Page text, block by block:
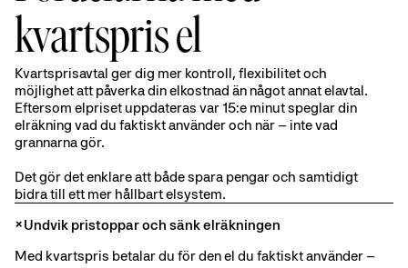
kvartspris el
Kvartsprisavtal ger dig mer kontroll, flexibilitet och
möjlighet att påverka din elkostnad än något annat elavtal.
Eftersom elpriset uppdateras var 15:e minut speglar din
elräkning vad du faktiskt använder och när – inte vad
grannarna gör.
Det gör det enklare att både spara pengar och samtidigt
bidra till ett mer hållbart elsystem.
Undvik pristoppar och sänk elräkningen
Med kvartspris betalar du för den el du faktiskt använder –